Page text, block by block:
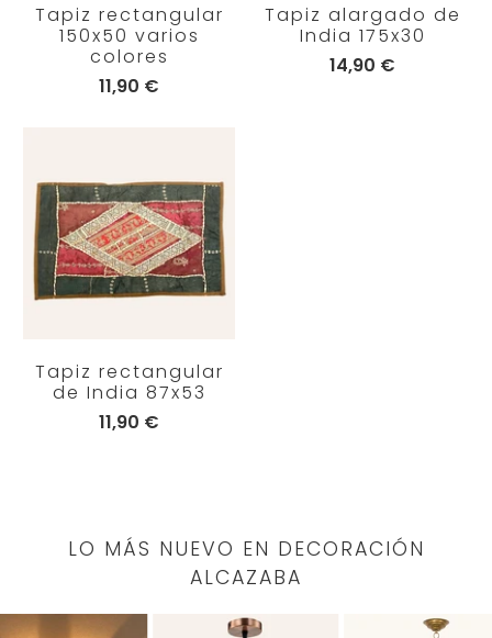
Tapiz rectangular
150x50 varios
colores
11,90 €
Tapiz alargado de
India 175x30
14,90 €
Tapiz rectangular
de India 87x53
11,90 €
LO MÁS NUEVO EN DECORACIÓN
ALCAZABA